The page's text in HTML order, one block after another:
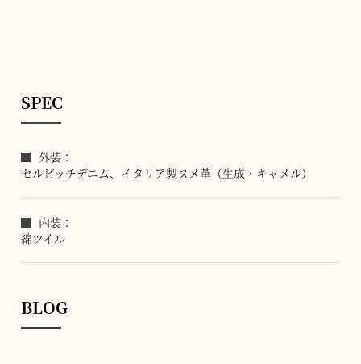
SPEC
外装：
セルビッチデニム、イタリア製ヌメ革（生成・キャメル）
内装：
綿ツイル
BLOG